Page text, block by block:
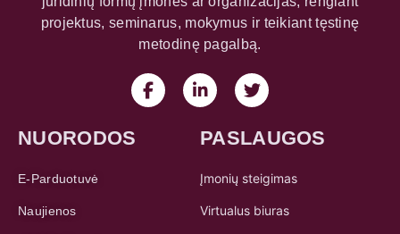
projektus, seminarus, mokymus ir teikiant tęstinę
metodinę pagalbą.
NUORODOS
E-Parduotuvė
Naujienos
PASLAUGOS
Įmonių steigimas
Virtualus biuras